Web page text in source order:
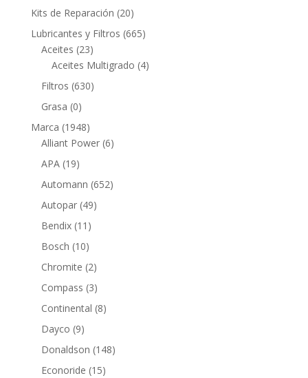
productos
Kits de Reparación 2020
productos
Lubricantes y Filtros 665665
Aceites 2323
productos
Aceites Multigrado 44
Filtros 630630
Grasa 00
productos
Marca 19481948
productos
Alliant Power 66
APA 1919
productos
Automann 652652
Autopar 4949
Bendix 11 11
productos
Bosch 1010
productos
Chromite 22
productos
Compass 33
productos
Continental 88
Dayco 99
productos
Donaldson 148148
Econoride 1515